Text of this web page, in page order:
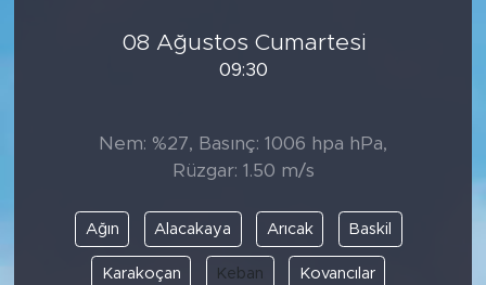
08 Ağustos Cumartesi
09:30
Nem: %27, Basınç: 1006 hpa hPa,
Rüzgar: 1.50 m/s
Ağın Alacakaya Arıcak Baskil
Karakoçan Keban Kovancılar
Bingöl Kaza Haberleri